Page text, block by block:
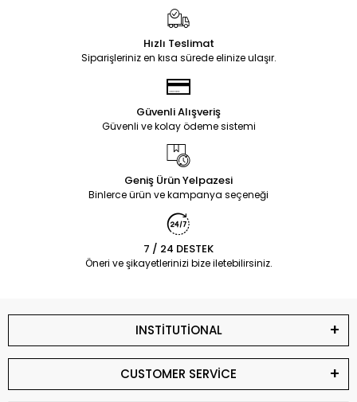
Hızlı Teslimat
Siparişleriniz en kısa sürede elinize ulaşır.
Güvenli Alışveriş
Güvenli ve kolay ödeme sistemi
Geniş Ürün Yelpazesi
Binlerce ürün ve kampanya seçeneği
7 / 24 DESTEK
Öneri ve şikayetlerinizi bize iletebilirsiniz.
INSTİTUTİONAL
CUSTOMER SERVİCE